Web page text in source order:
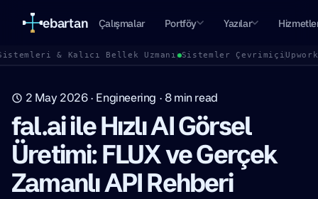
ebartan Çalışmalar Portföy Yazılar
& Kalıcı Bellek Uzmanı Sistemler Çevrimiçi
2 May 2026· Engineering · 8min read
fal.ai ile Hızlı AI Görsel
Üretimi: FLUX ve Gerçek
Zamanlı API Rehberi